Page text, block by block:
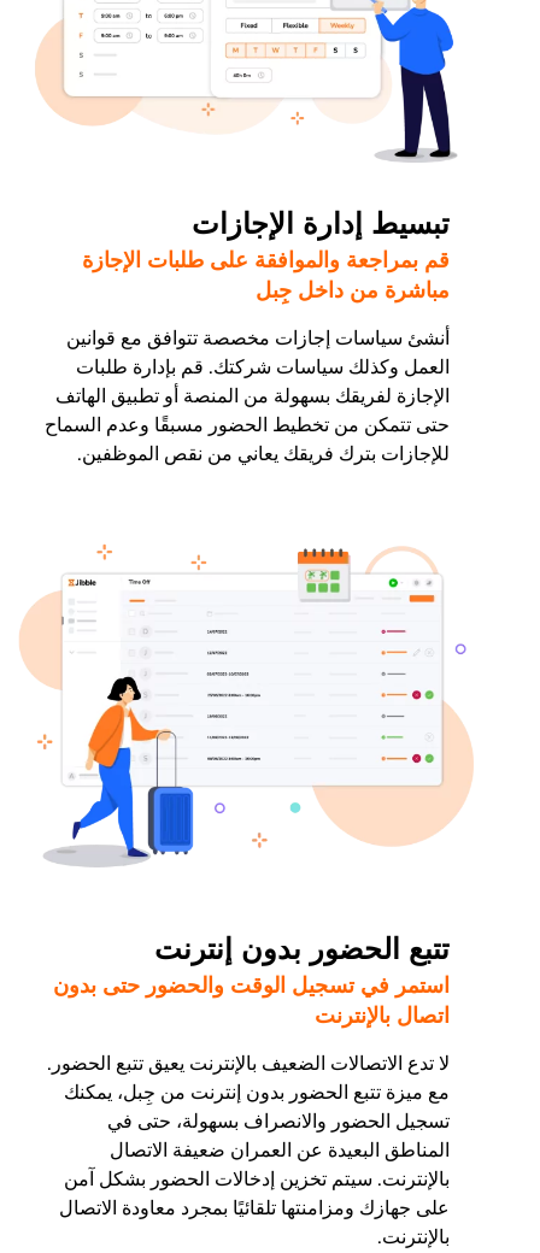
تبسيط إدارة الإجازات
قم بمراجعة والموافقة على طلبات الإجازة
مباشرة من داخل جِبل
أنشئ سياسات إجازات مخصصة تتوافق مع قوانين
العمل وكذلك سياسات شركتك. قم بإدارة طلبات
الإجازة لفريقك بسهولة من المنصة أو تطبيق الهاتف
حتى تتمكن من تخطيط الحضور مسبقًا وعدم السماح
للإجازات بترك فريقك يعاني من نقص الموظفين.
تتبع الحضور بدون إنترنت
استمر في تسجيل الوقت والحضور حتى بدون
اتصال بالإنترنت
لا تدع الاتصالات الضعيف بالإنترنت يعيق تتبع الحضور.
مع ميزة تتبع الحضور بدون إنترنت من جِبل، يمكنك
تسجيل الحضور والانصراف بسهولة، حتى في
المناطق البعيدة عن العمران ضعيفة الاتصال
بالإنترنت. سيتم تخزين إدخالات الحضور بشكل آمن
على جهازك ومزامنتها تلقائيًا بمجرد معاودة الاتصال
بالإنترنت.